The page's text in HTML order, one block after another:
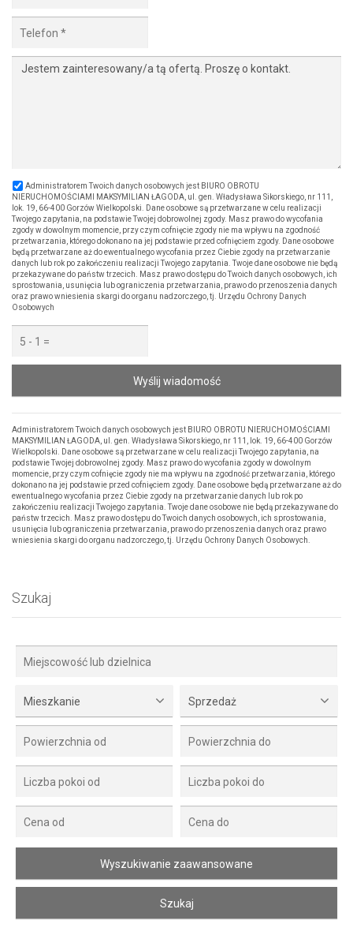
Administratorem Twoich danych osobowych jest BIURO OBROTU
NIERUCHOMOŚCIAMI MAKSYMILIAN ŁAGODA, ul. gen. Władysława Sikorskiego, nr 111,
lok. 19, 66-400 Gorzów Wielkopolski. Dane osobowe są przetwarzane w celu realizacji
Twojego zapytania, na podstawie Twojej dobrowolnej zgody. Masz prawo do wycofania
zgody w dowolnym momencie, przy czym cofnięcie zgody nie ma wpływu na zgodność
przetwarzania, którego dokonano na jej podstawie przed cofnięciem zgody. Dane osobowe
będą przetwarzane aż do ewentualnego wycofania przez Ciebie zgody na przetwarzanie
danych lub rok po zakończeniu realizacji Twojego zapytania. Twoje dane osobowe nie będą
przekazywane do państw trzecich. Masz prawo dostępu do Twoich danych osobowych, ich
sprostowania, usunięcia lub ograniczenia przetwarzania, prawo do przenoszenia danych
oraz prawo wniesienia skargi do organu nadzorczego, tj. Urzędu Ochrony Danych
Osobowych
Wyślij wiadomość
Administratorem Twoich danych osobowych jest BIURO OBROTU NIERUCHOMOŚCIAMI
MAKSYMILIAN ŁAGODA, ul. gen. Władysława Sikorskiego, nr 111, lok. 19, 66-400 Gorzów
Wielkopolski. Dane osobowe są przetwarzane w celu realizacji Twojego zapytania, na
podstawie Twojej dobrowolnej zgody. Masz prawo do wycofania zgody w dowolnym
momencie, przy czym cofnięcie zgody nie ma wpływu na zgodność przetwarzania, którego
dokonano na jej podstawie przed cofnięciem zgody. Dane osobowe będą przetwarzane aż do
ewentualnego wycofania przez Ciebie zgody na przetwarzanie danych lub rok po
zakończeniu realizacji Twojego zapytania. Twoje dane osobowe nie będą przekazywane do
państw trzecich. Masz prawo dostępu do Twoich danych osobowych, ich sprostowania,
usunięcia lub ograniczenia przetwarzania, prawo do przenoszenia danych oraz prawo
wniesienia skargi do organu nadzorczego, tj. Urzędu Ochrony Danych Osobowych.
Szukaj
Mieszkanie Sprzedaż